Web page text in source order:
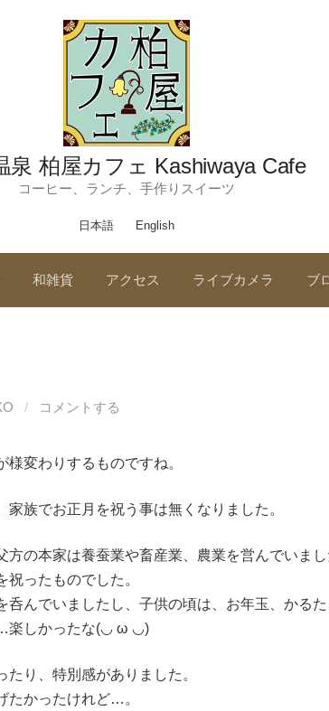
泉 柏屋カフェ Kashiwaya Cafe
コーヒー、ランチ、手作りスイーツ
日本語 English
和雑貨 アクセス ライブカメラ ブ
/ コメントする
変わりするものですね。
族でお正月を祝う事は無くなりました。
方の本家は養蚕業や畜産業、農業を営んでいま
ったものでした。
呑んでいましたし、子供の頃は、お年玉、かるた
楽しかったな(⁠◡⁠ ⁠ω⁠ ⁠◡⁠)
り、特別感がありました。
たかったけれど…。